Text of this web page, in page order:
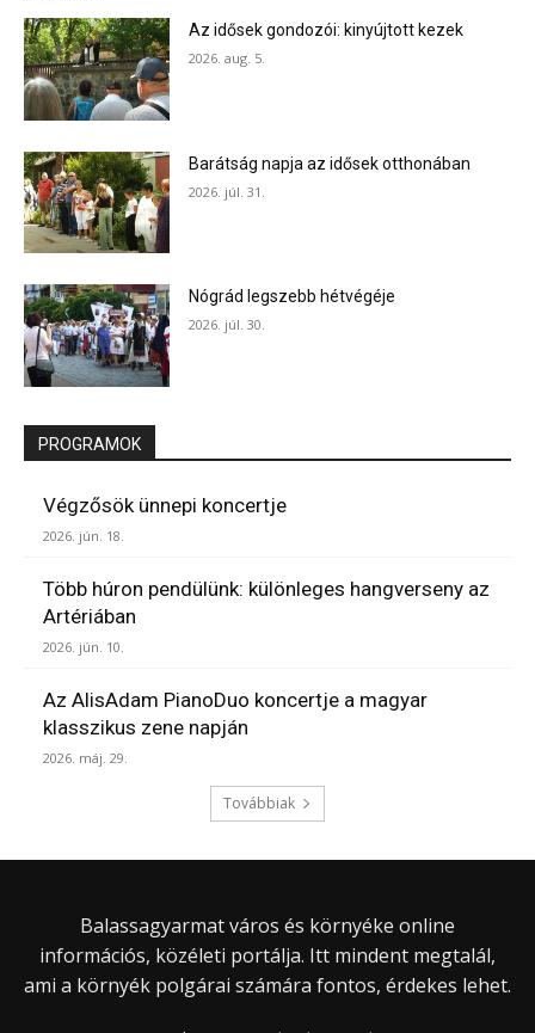
Az idősek gondozói: kinyújtott kezek
2026. aug. 5.
Barátság napja az idősek otthonában
2026. júl. 31.
Nógrád legszebb hétvégéje
2026. júl. 30.
PROGRAMOK
Végzősök ünnepi koncertje
2026. jún. 18.
Több húron pendülünk: különleges hangverseny az
Artériában
2026. jún. 10.
Az AlisAdam PianoDuo koncertje a magyar
klasszikus zene napján
2026. máj. 29.
Továbbiak
Balassagyarmat város és környéke online
információs, közéleti portálja. Itt mindent megtalál,
ami a környék polgárai számára fontos, érdekes lehet.